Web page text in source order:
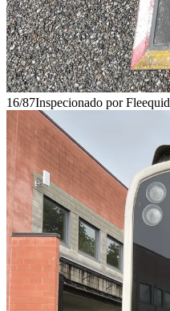
16/87Inspecionado por Fleequid